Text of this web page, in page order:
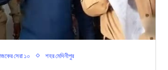
সেরা ১০ শহর মেদিনীপুর